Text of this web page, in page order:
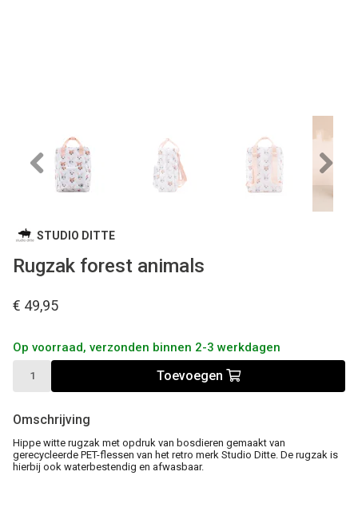
Previous
STUDIO DITTE
Rugzak forest animals
€ 49,95
Op voorraad, verzonden binnen 2-3 werkdagen
Toevoegen
Omschrijving
Hippe witte rugzak met opdruk van bosdieren gemaakt van
gerecycleerde PET-flessen van het retro merk Studio Ditte. De rugzak is
hierbij ook waterbestendig en afwasbaar.